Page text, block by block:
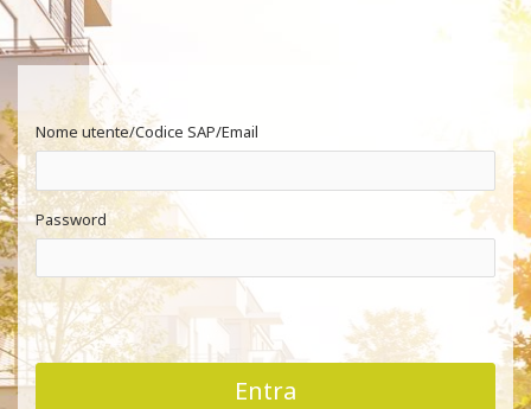
Nome utente/Codice SAP/Email
Password
Entra